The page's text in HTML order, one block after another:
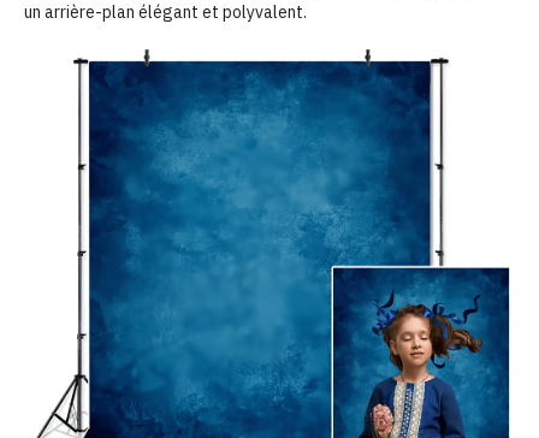
un arrière-plan élégant et polyvalent.